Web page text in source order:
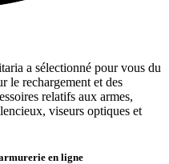
a sélectionné pour vous du
le rechargement et des
relatifs aux armes,
viseurs optiques et
en ligne